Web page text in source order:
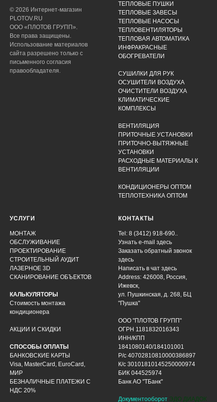
© 2026 Интернет-магазин
PLOTOV.RU
ООО «ПЛОТОВ ГРУПП».
Все права защищены.
Использование материалов
сайта разрешено только с
письменного согласия
правообладателя.
ТЕПЛОВЫЕ ПУШКИ
ТЕПЛОВЫЕ ЗАВЕСЫ
ТЕПЛОВЫЕ НАСОСЫ
ТЕПЛОВЕНТИЛЯТОРЫ
ТЕПЛОВАЯ АВТОМАТИКА
ИНФРАКРАСНЫЕ
ОБОГРЕВАТЕЛИ
СУШИЛКИ ДЛЯ РУК
ОСУШИТЕЛИ ВОЗДУХА
ОЧИСТИТЕЛИ ВОЗДУХА
КЛИМАТИЧЕСКИЕ
КОМПЛЕКСЫ
ВЕНТИЛЯЦИЯ
ПРИТОЧНЫЕ УСТАНОВКИ
ПРИТОЧНО-ВЫТЯЖНЫЕ
УСТАНОВКИ
РАСХОДНЫЕ МАТЕРИАЛЫ К
ВЕНТИЛЯЦИИ
КОНДИЦИОНЕРЫ ОПТОМ
ТЕПЛОТЕХНИКА ОПТОМ
УСЛУГИ
МОНТАЖ
ОБСЛУЖИВАНИЕ
ПРОЕКТИРОВАНИЕ
СТРОИТЕЛЬНЫЙ АУДИТ
ЛАЗЕРНОЕ 3D
СКАНИРОВАНИЕ ОБЪЕКТОВ
КАЛЬКУЛЯТОРЫ
Стоимость монтажа
кондиционера
АКЦИИ И СКИДКИ
СПОСОБЫ ОПЛАТЫ
БАНКОВСКИЕ КАРТЫ
Visa, MasterCard, EuroCard,
МИР
БЕЗНАЛИЧНЫЕ ПЛАТЕЖИ С
НДС 20%
КОНТАКТЫ
Tel: 8 (3412) 918-690..
Узнать e-mail здесь
Заказать обратный звонок
здесь
Написать в чат здесь
Address: 426008, Россия,
Ижевск,
ул. Пушкинская, д. 268, БЦ
"Пушка"
ООО "ПЛОТОВ ГРУПП"
ОГРН 1181832016343
ИНН/КПП
1841080140/184101001
Р/с 40702810810000386897
К/с 30101810145250000974
БИК 044525974
Банк АО "ТБанк"
Документооборот ЭДО ДИАДОК